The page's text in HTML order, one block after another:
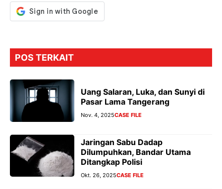
POS TERKAIT
Uang Salaran, Luka, dan Sunyi di
Pasar Lama Tangerang
Nov. 4, 2025CASE FILE
Jaringan Sabu Dadap
Dilumpuhkan, Bandar Utama
Ditangkap Polisi
Okt. 26, 2025CASE FILE